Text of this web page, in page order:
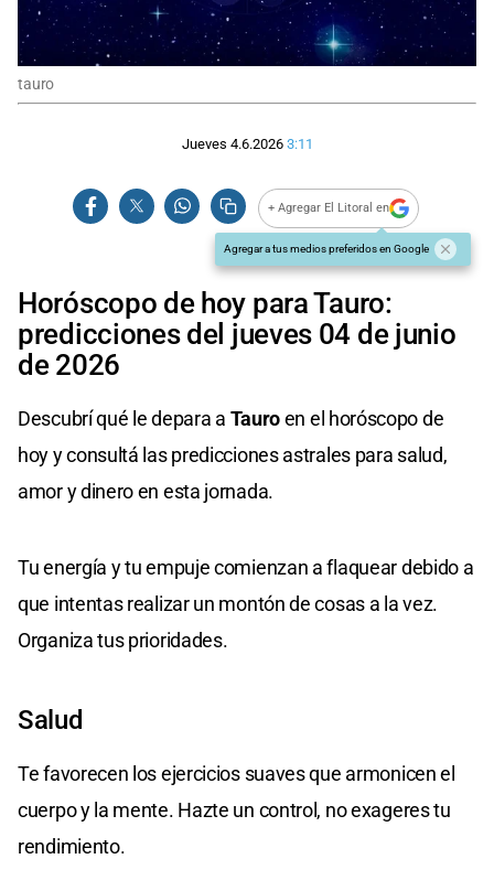
tauro
Jueves 4.6.2026 3:11
+ Agregar El Litoral en
Agregar a tus medios preferidos en Google
Horóscopo de hoy para Tauro:
predicciones del jueves 04 de junio
de 2026
Descubrí qué le depara a Tauroen el horóscopo de
hoy y consultá las predicciones astrales para salud,
amor y dinero en esta jornada.
Tu energía y tu empuje comienzan a flaquear debido a
que intentas realizar un montón de cosas a la vez.
Organiza tus prioridades.
Salud
Te favorecen los ejercicios suaves que armonicen el
cuerpo y la mente. Hazte un control, no exageres tu
rendimiento.